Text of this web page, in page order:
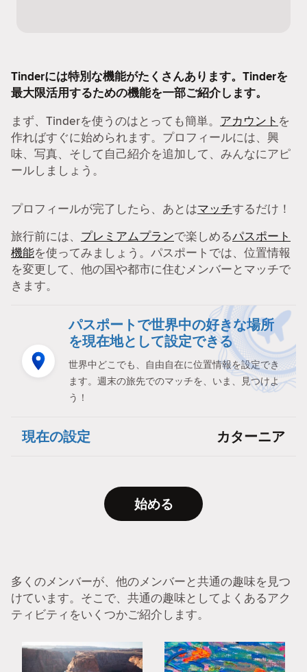
Tinderには特別な機能がたくさんあります。Tinderを
最大限活用するための機能を一部ご紹介します。
まず、Tinderを使うのはとっても簡単。 アカウント を
作ればすぐに始められます。プロフィールには、興
味、写真、そして自己紹介を追加して、みんなにアピ
ールしましょう。
プロフィールが完了したら、あとはマッチするだけ！
旅行前には、 プレミアムプランで楽しめるパスポート
機能を使ってみましょう。パスポートでは、位置情報
を変更して、他の国や都市に住むメンバーとマッチで
きます。
パスポートで世界中の好きな場所
を現在地として設定できる
世界中どこでも、自由自在に位置情報を設定でき
ます。週末の旅先でのマッチを、いま、見つけよ
う！
現在の設定 カターニア
始める
多くのメンバーが、他のメンバーと共通の趣味を見つ
けています。そこで、共通の趣味としてよくあるアク
ティビティをいくつかご紹介します。